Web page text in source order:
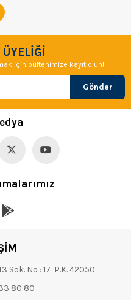
için bültenimize kayıt olun!
Gönder
Sok. No : 17 P.K. 42050
80 80